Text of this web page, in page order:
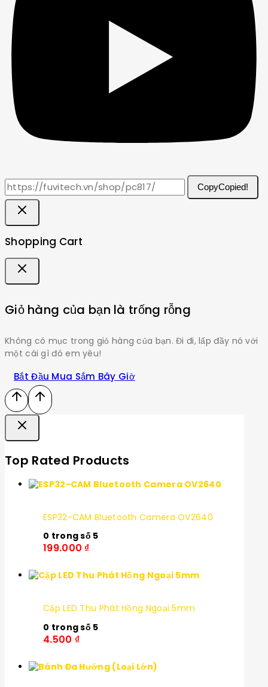
CopyCopied!
Shopping Cart
Giỏ hàng của bạn là trống rỗng
Không có mục trong giỏ hàng của bạn. Đi đi, lấp đầy nó với
một cái gì đó em yêu!
Bắt Đầu Mua Sắm Bây Giờ
Top Rated Products
ESP32-CAM Bluetooth Camera OV2640
0 trong số 5
199.000 ₫
Cặp LED Thu Phát Hồng Ngoại 5mm
0 trong số 5
4.500 ₫